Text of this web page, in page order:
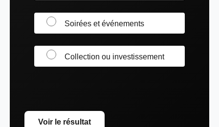
Soirées et événements
Collection ou investissement
Voir le résultat